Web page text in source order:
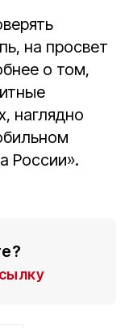
на просвет
о том,
наглядно
России».